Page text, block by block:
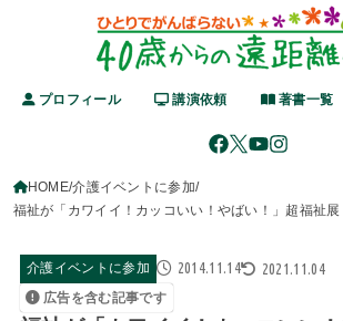
プロフィール 講演依頼 著書一覧
HOME 介護イベントに参加
福祉が「カワイイ！カッコいい！やばい！」超福祉展
介護イベントに参加 2014.11.14 2021.11.04
広告を含む記事です